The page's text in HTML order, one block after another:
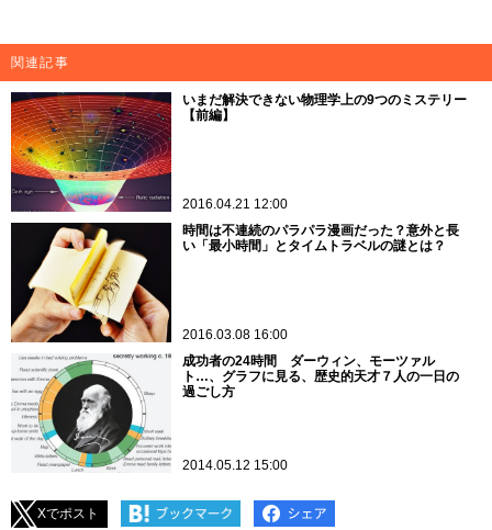
関連記事
いまだ解決できない物理学上の9つのミステリー
【前編】
2016.04.21 12:00
時間は不連続のパラパラ漫画だった？意外と長
い「最小時間」とタイムトラベルの謎とは？
2016.03.08 16:00
成功者の24時間 ダーウィン、モーツァル
ト…、グラフに見る、歴史的天才７人の一日の
過ごし方
2014.05.12 15:00
Xでポスト